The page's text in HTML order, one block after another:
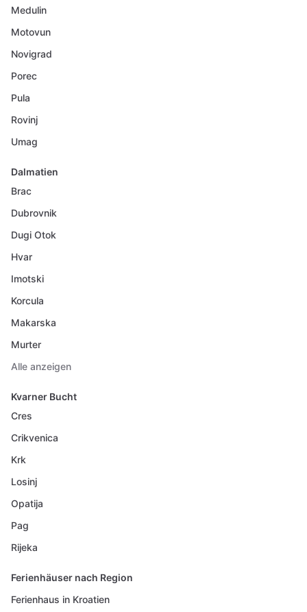
Medulin
Motovun
Novigrad
Porec
Pula
Rovinj
Umag
Dalmatien
Brac
Dubrovnik
Dugi Otok
Hvar
Imotski
Korcula
Makarska
Murter
Alle anzeigen
Kvarner Bucht
Cres
Crikvenica
Krk
Losinj
Opatija
Pag
Rijeka
Ferienhäuser nach Region
Ferienhaus in Kroatien